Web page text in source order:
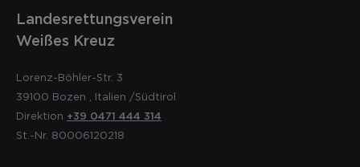
Landesrettungsverein
Weißes Kreuz
Lorenz-Böhler-Str. 3
39100 Bozen Italien /Südtirol
Direktion +39 0471 444 314
St.-Nr. 80006120218